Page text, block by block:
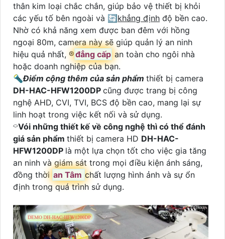
thân kim loại chắc chắn, giúp bảo vệ thiết bị khỏi
các yếu tố bên ngoài và 🔄khẳng định độ bền cao.
Nhờ có khả năng xem được ban đêm với hồng
ngoại 80m, camera này sẽ giúp quản lý an ninh
hiệu quả nhất, ®️đẳng cấp an toàn cho ngôi nhà
hoặc doanh nghiệp của bạn.
🔦Điểm cộng thêm của sản phẩm thiết bị camera
DH-HAC-HFW1200DP cũng được trang bị công
nghệ AHD, CVI, TVI, BCS độ bền cao, mang lại sự
linh hoạt trong việc kết nối và sử dụng.
⌔Vói những thiết kế về công nghệ thì có thể đánh
giá sản phẩm thiết bị camera HD DH-HAC-
HFW1200DP là một lựa chọn tốt cho việc gia tăng
an ninh và giám sát trong mọi điều kiện ánh sáng,
đồng thời an Tâm chất lượng hình ảnh và sự ổn
định trong quá trình sử dụng.